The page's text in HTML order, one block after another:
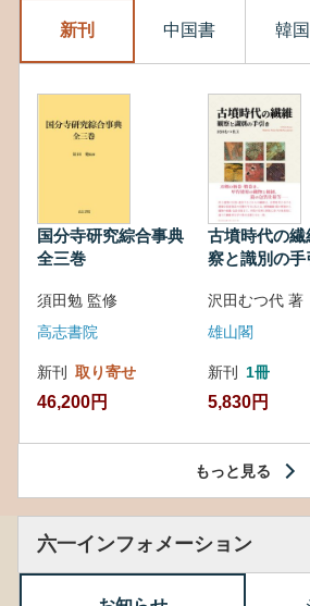
新刊 中国書 韓
国分寺研究綜合事典
全三巻
須田勉 監修
高志書院
新刊 取り寄せ
46,200円
古墳時代の
察と識別の手
沢田むつ代 著
雄山閣
新刊 1冊
5,830円
もっと見る
六一インフォメーション